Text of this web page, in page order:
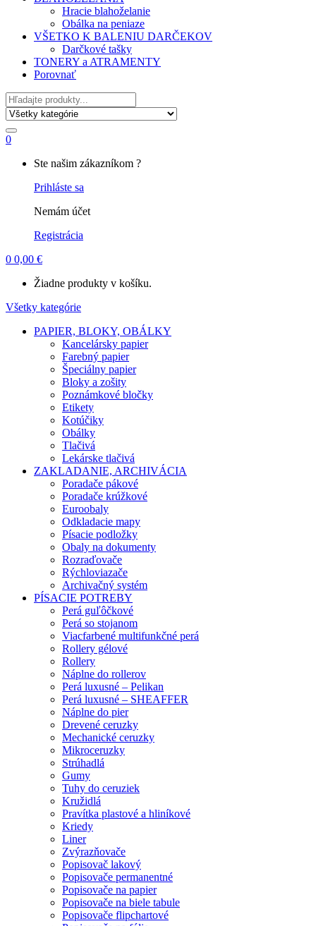
Hracie blahoželanie
Obálka na peniaze
VŠETKO K BALENIU DARČEKOV
Darčkové tašky
TONERY a ATRAMENTY
Porovnať
Hľadať
0
Ste našim zákazníkom ?
Prihláste sa
Nemám účet
Registrácia
0 0,00 €
Žiadne produkty v košíku.
Všetky kategórie
PAPIER, BLOKY, OBÁLKY
Kancelársky papier
Farebný papier
Špeciálny papier
Bloky a zošity
Poznámkové bločky
Etikety
Kotúčiky
Obálky
Tlačivá
Lekárske tlačivá
ZAKLADANIE, ARCHIVÁCIA
Poradače pákové
Poradače krúžkové
Euroobaly
Odkladacie mapy
Písacie podložky
Obaly na dokumenty
Rozraďovače
Rýchloviazače
Archivačný systém
PÍSACIE POTREBY
Perá guľôčkové
Perá so stojanom
Viacfarbené multifunkčné perá
Rollery gélové
Rollery
Náplne do rollerov
Perá luxusné – Pelikan
Perá luxusné – SHEAFFER
Náplne do pier
Drevené ceruzky
Mechanické ceruzky
Mikroceruzky
Strúhadlá
Gumy
Tuhy do ceruziek
Kružidlá
Pravítka plastové a hliníkové
Kriedy
Liner
Zvýrazňovače
Popisovač lakový
Popisovače permanentné
Popisovače na papier
Popisovače na biele tabule
Popisovače flipchartové